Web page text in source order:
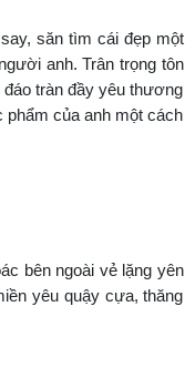
săn tìm cái đẹp một
anh. Trân trọng tôn
tràn đầy yêu thương
phẩm của anh một cách
bên ngoài vẻ lặng yên
yêu quậy cựa, thăng